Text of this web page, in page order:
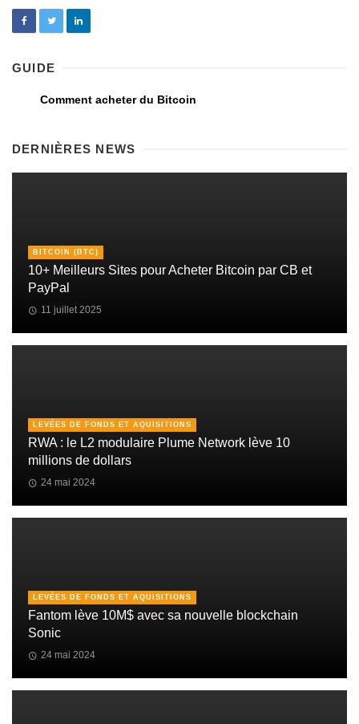
GUIDE
Comment acheter du Bitcoin
DERNIÈRES NEWS
BITCOIN (BTC)
10+ Meilleurs Sites pour Acheter Bitcoin par CB et
PayPal
11 juillet 2025
LEVÉES DE FONDS ET AQUISITIONS
RWA : le L2 modulaire Plume Network lève 10
millions de dollars
24 mai 2024
LEVÉES DE FONDS ET AQUISITIONS
Fantom lève 10M$ avec sa nouvelle blockchain
Sonic
24 mai 2024